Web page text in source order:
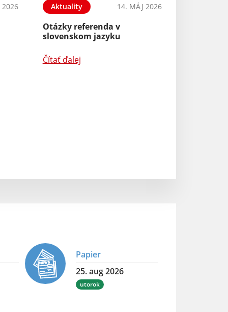
2026 Aktuality 14. MÁJ 2026
Otázky referenda v
slovenskom jazyku
Čítať ďalej
Papier
25. aug 2026
utorok